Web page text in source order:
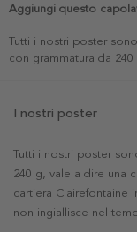
Aggiungi questo
Tutti i nostri poster
con grammatura da
I nostri poster
Tutti i nostri poster
240 g, vale a dire una
cartiera Clairefontaine
non ingiallisce nel